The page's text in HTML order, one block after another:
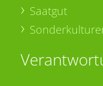
Saatgut